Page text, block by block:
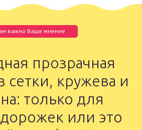
важно Ваше мнение
прозрачная
сетки, кружева и
только для
или это